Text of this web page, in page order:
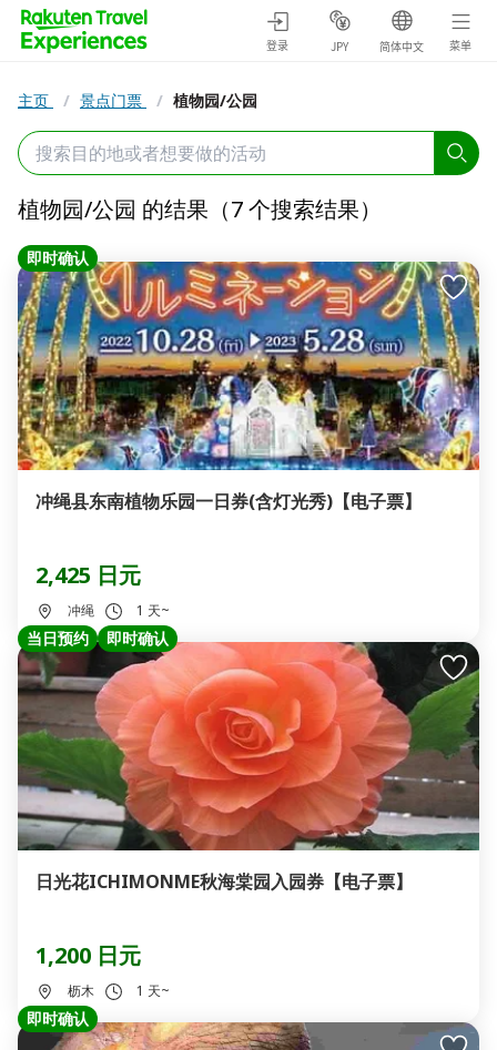
登录 JPY 简体中文 菜单
主页 / 景点门票 / 植物园/公园
植物园/公园 的结果（7 个搜索结果）
即时确认
冲绳县东南植物乐园一日券(含灯光秀)【电子票】
2,425 日元
冲绳 1 天~
当日预约 即时确认
日光花ICHIMONME秋海棠园入园券【电子票】
1,200 日元
枥木 1 天~
即时确认